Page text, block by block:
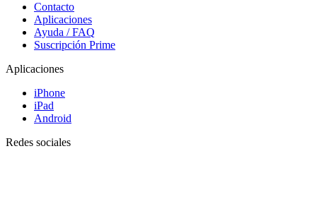
Contacto
Aplicaciones
Ayuda / FAQ
Suscripción Prime
Aplicaciones
iPhone
iPad
Android
Redes sociales